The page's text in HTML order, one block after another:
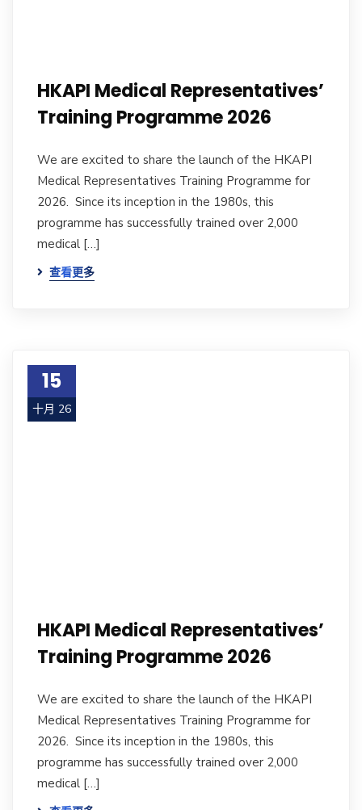
HKAPI Medical Representatives’
Training Programme 2026
We are excited to share the launch of the HKAPI
Medical Representatives Training Programme for
2026. Since its inception in the 1980s, this
programme has successfully trained over 2,000
medical […]
查看更多
15
十月 26
HKAPI Medical Representatives’
Training Programme 2026
We are excited to share the launch of the HKAPI
Medical Representatives Training Programme for
2026. Since its inception in the 1980s, this
programme has successfully trained over 2,000
medical […]